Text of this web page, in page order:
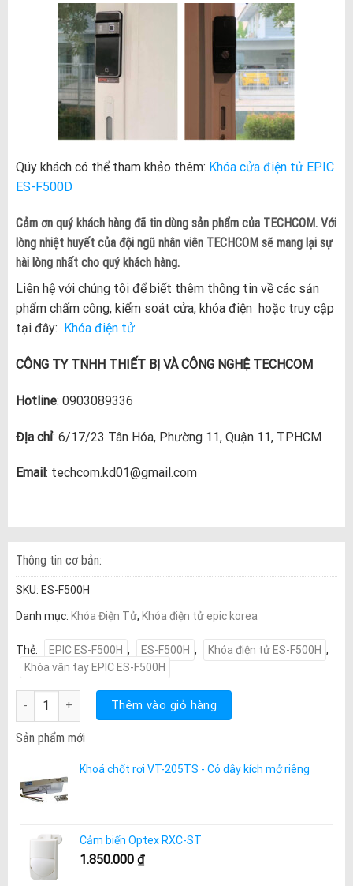
Qúy khách có thể tham khảo thêm: Khóa cửa điện tử EPIC
ES-F500D
Cảm ơn quý khách hàng đã tin dùng sản phẩm của TECHCOM. Với
lòng nhiệt huyết của đội ngũ nhân viên TECHCOM sẽ mang lại sự
hài lòng nhất cho quý khách hàng.
Liên hệ với chúng tôi để biết thêm thông tin về các sản
phẩm chấm công, kiểm soát cửa, khóa điện hoặc truy cập
tại đây:
Khóa điện tử
CÔNG TY TNHH THIẾT BỊ VÀ CÔNG NGHỆ TECHCOM
Hotline: 0903089336
Địa chỉ: 6/17/23 Tân Hóa, Phường 11, Quận 11, TPHCM
Email : techcom.kd01@gmail.com
Thông tin cơ bản:
SKU: ES-F500H
Danh mục: Khóa Điện Tử, Khóa điện tử epic korea
Thẻ: EPIC ES-F500H , ES-F500H , Khóa điện tử ES-F500H ,
Khóa vân tay EPIC ES-F500H
Khóa vân tay EPIC ES-F500H số lượng
Thêm vào giỏ hàng
Sản phẩm mới
Khoá chốt rơi VT-205TS - Có dây kích mở riêng
Cảm biến Optex RXC-ST
1.850.000 ₫